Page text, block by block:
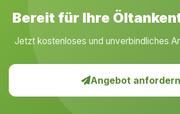
Bereit für Ihre
Jetzt kostenloses und unverbindliches
Angebot anfordern